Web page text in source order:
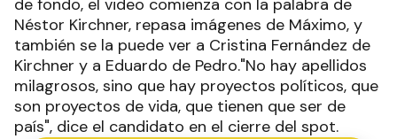
de fondo, el video comienza con la palabra de
Néstor Kirchner, repasa imágenes de Máximo, y
también se la puede ver a Cristina Fernández de
Kirchner y a Eduardo de Pedro."No hay apellidos
milagrosos, sino que hay proyectos políticos, que
son proyectos de vida, que tienen que ser de
país", dice el candidato en el cierre del spot.